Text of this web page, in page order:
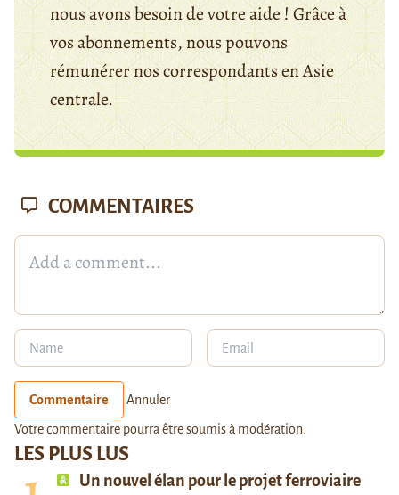
nous avons besoin de votre aide ! Grâce à
vos abonnements, nous pouvons
rémunérer nos correspondants en Asie
centrale.
LES PLUS LUS
Un nouvel élan pour le projet ferroviaire
COMMENTAIRES
Commentaire Annuler
Votre commentaire pourra être soumis à modération.